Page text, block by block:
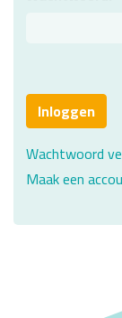
Wachtwoord
Maak een